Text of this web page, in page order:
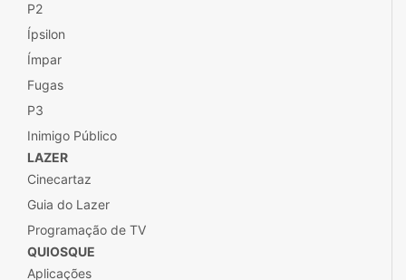
P2
Ípsilon
Ímpar
Fugas
P3
Inimigo Público
LAZER
Cinecartaz
Guia do Lazer
Programação de TV
QUIOSQUE
Aplicações